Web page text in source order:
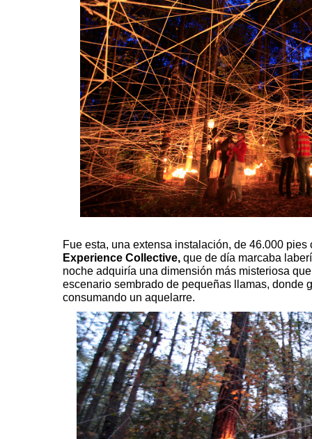
Fue esta, una extensa instalación, de 46.000
Experience Collective, que de día marcaba
noche adquiría una dimensión más misteriosa
escenario sembrado de pequeñas llamas, donde
consumando un aquelarre.